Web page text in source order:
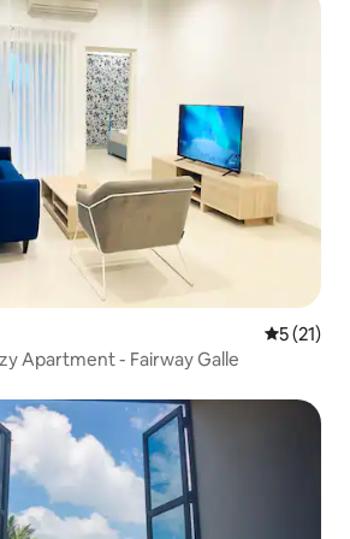
औसत रेटिंग
5 (21)
Apartment - Fairway Galle